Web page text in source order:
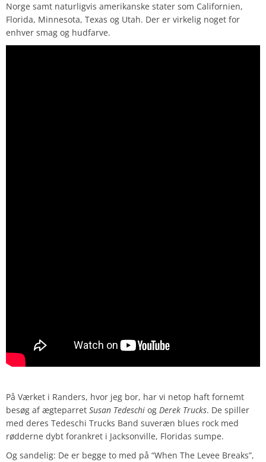
Norge samt naturligvis amerikanske stater som Californien,
Florida, Minnesota, Texas og Utah. Der er virkelig noget for
enhver smag og hudfarve.
På Værket i Randers, hvor jeg bor, har vi netop haft fornemt
besøg af ægteparret Susan Tedeschi og Derek Trucks. De spiller
med deres Tedeschi Trucks Band suveræn blues rock med
rødderne dybt forankret i Jacksonville, Floridas sumpe.
Og sandelig: De er begge to med på “When The Levee Breaks”,